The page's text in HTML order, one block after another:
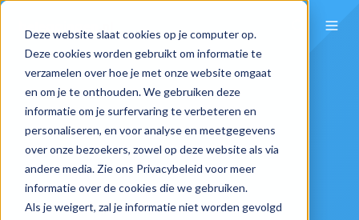
Deze website slaat cookies op je computer op.
Deze cookies worden gebruikt om informatie te
verzamelen over hoe je met onze website omgaat
en om je te onthouden. We gebruiken deze
informatie om je surfervaring te verbeteren en
personaliseren, en voor analyse en meetgegevens
over onze bezoekers, zowel op deze website als via
andere media. Zie ons Privacybeleid voor meer
informatie over de cookies die we gebruiken.
Als je weigert, zal je informatie niet worden gevolgd